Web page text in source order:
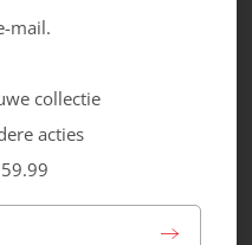
mail.
collectie
acties